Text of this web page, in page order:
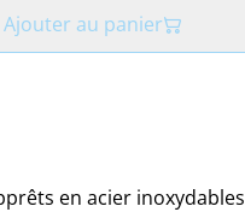
Ajouter au panier
en acier inoxydables